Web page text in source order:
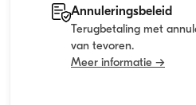
Annuleringsbeleid
Terugbetaling met
van tevoren.
Meer informatie →